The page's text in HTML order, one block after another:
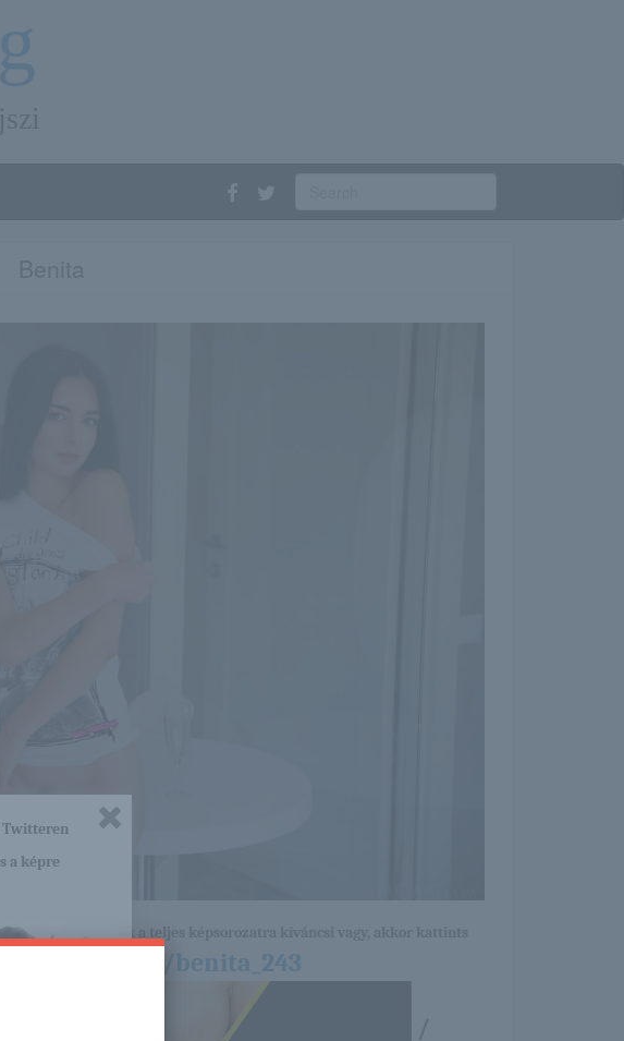
ennek a lánynak a teljes képsorozatra kíváncsi vagy, akkor kattints
2015/12/31/benita_243
Twitteren
a képre